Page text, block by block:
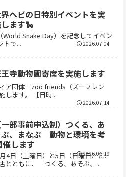
ヘビの日特別イベントを実
ます🐍
Snake Day）を記念してイベン
トで...
2026.07.04
寺動物園寄席を実施します
ア団体「zoo friends（ズーフレン
します。 【日時...
2026.07.14
一部事前申込制）つくる、あ
、まなぶ 動物と環境を考
します
4日（土曜日）と5日（日曜日）に、
とともに、「つくる、あそぶ、...
2026.06.19